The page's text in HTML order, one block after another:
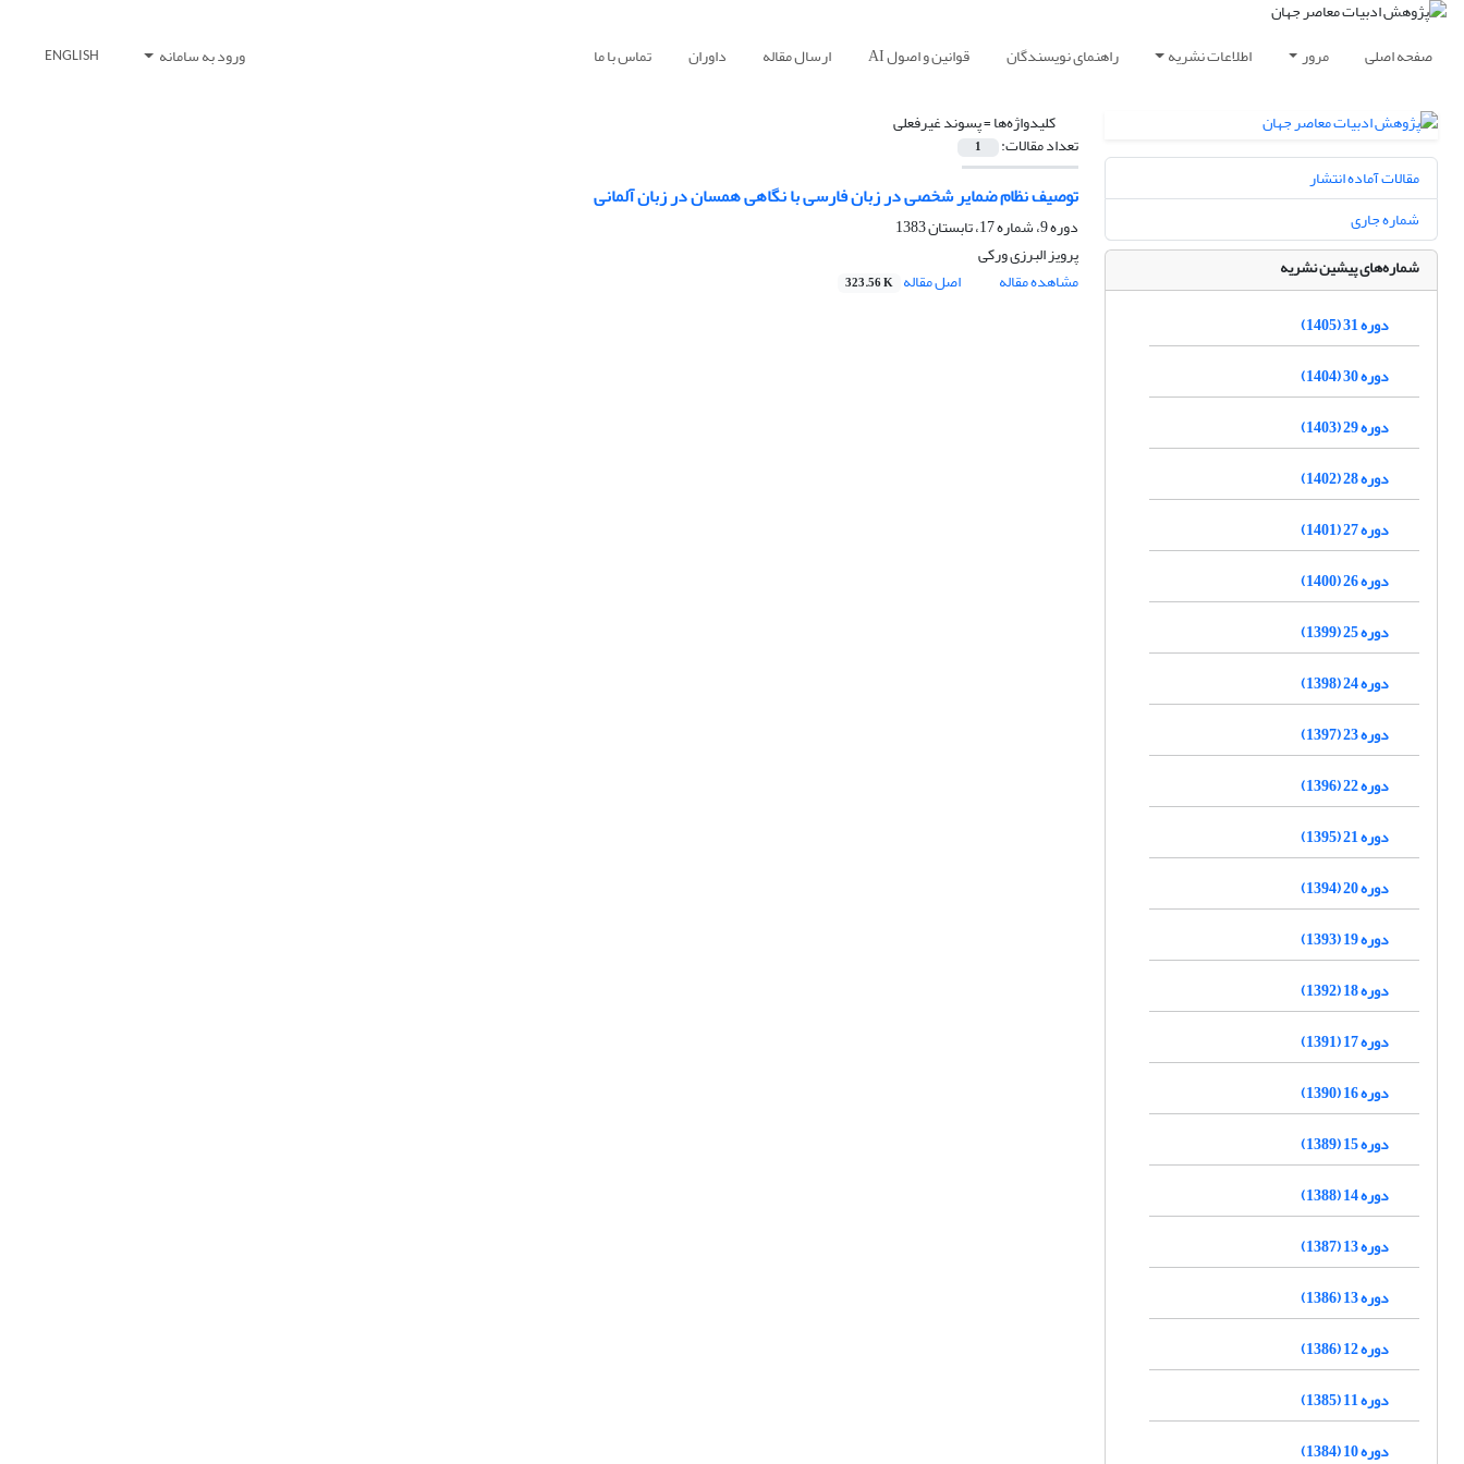
صفحه اصلی مرور اطلاعات نشریه راهنمای نویسندگان قوانین و اصول AI ارسال مقاله داوران تماس با ما ورود به سامانه ENGLISH
کلیدواژه‌ها =پسوند غیرفعلی
تعداد مقالات: 1
توصیف نظام ضمایر شخصی در زبان فارسی با نگاهی همسان در زبان آلمانی
دوره 9، شماره 17، تابستان 1383
پرویز البرزى ورکى
مشاهده مقاله
اصل مقاله 323.56 K
مقالات آماده انتشار
شماره جاری
شماره‌های پیشین نشریه
دوره 31 (1405)
دوره 30 (1404)
دوره 29 (1403)
دوره 28 (1402)
دوره 27 (1401)
دوره 26 (1400)
دوره 25 (1399)
دوره 24 (1398)
دوره 23 (1397)
دوره 22 (1396)
دوره 21 (1395)
دوره 20 (1394)
دوره 19 (1393)
دوره 18 (1392)
دوره 17 (1391)
دوره 16 (1390)
دوره 15 (1389)
دوره 14 (1388)
دوره 13 (1387)
دوره 13 (1386)
دوره 12 (1386)
دوره 11 (1385)
دوره 10 (1384)